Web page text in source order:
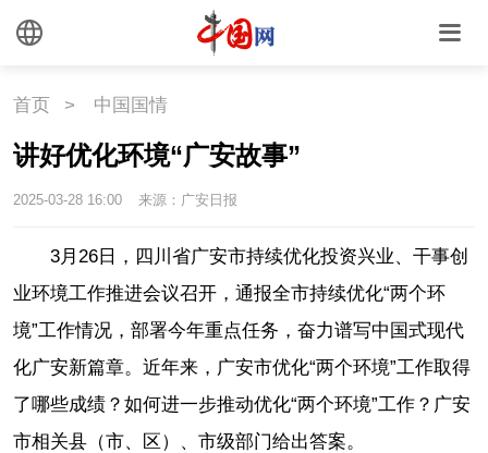
首页 > 中国国情
讲好优化环境“广安故事”
2025-03-28 16:00 来源：广安日报
3月26日，四川省广安市持续优化投资兴业、干事创
业环境工作推进会议召开，通报全市持续优化“两个环
境”工作情况，部署今年重点任务，奋力谱写中国式现代
化广安新篇章。近年来，广安市优化“两个环境”工作取得
了哪些成绩？如何进一步推动优化“两个环境”工作？广安
市相关县（市、区）、市级部门给出答案。